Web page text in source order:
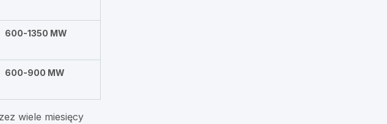
600-1350 MW
600-900 MW
wiele miesięcy